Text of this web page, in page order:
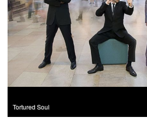
Tortured Soul